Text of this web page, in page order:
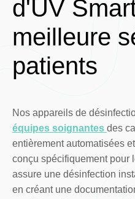
d'UV
meilleure
patients
Nos appareils de
équipes soignantes des
entièrement automatisées
conçu spécifiquement pour
assure une désinfection
en créant une